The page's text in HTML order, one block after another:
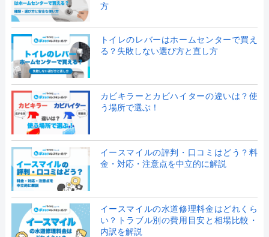
方
トイレのレバーはホームセンターで買え
る？失敗しない選び方と直し方
カビキラーとカビハイターの違いは？使
う場所で選ぶ！
イースマイルの評判・口コミはどう？料
金・対応・注意点を中立的に解説
イースマイルの水道修理料金はどれくら
い？トラブル別の費用目安と相場比較・
内訳を解説